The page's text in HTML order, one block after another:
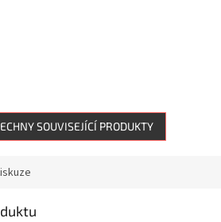
SOUVISEJÍCÍ PRODUKTY